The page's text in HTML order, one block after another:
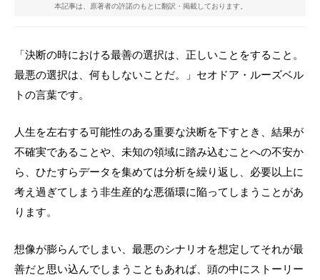
本記事は、原著者の許諾のもとに翻訳・掲載しております。
「決断の時における最善の選択は、正しいことをすること。
最悪の選択は、何もしないことだ。」セオドア・ルーズベル
トの言葉です。
人生を左右する可能性のある重要な決断を下すとき、結果が
不確実であることや、未知の領域に踏み込むことへの不安か
ら、ひたすらデータを集めては分析を繰り返し、必要以上に
考え過ぎてしまう非生産的な悪循環に陥ってしまうことがあ
ります。
想像が膨らんでしまい、最悪のシナリオを想定してそれが最
善だと思い込んでしまうこともあれば、頭の中にストーリー